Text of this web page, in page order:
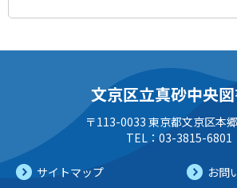
文京区立真砂中央
〒113-0033 東京都文京区本
TEL：03-3815-6801
サイトマップ お問